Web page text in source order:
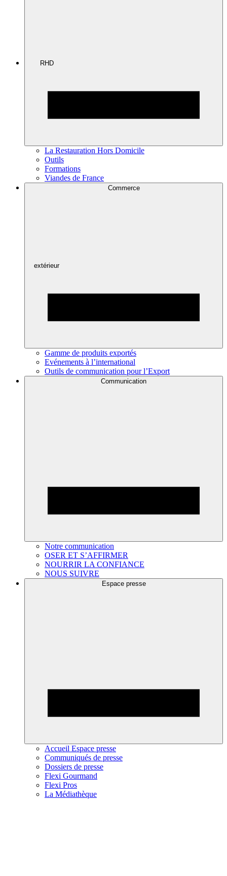
RHD
La Restauration Hors Domicile
Outils
Formations
Viandes de France
Commerce
extérieur
Gamme de produits exportés
Evénements à l’international
Outils de communication pour l’Export
Communication
Notre communication
OSER ET S’AFFIRMER
NOURRIR LA CONFIANCE
NOUS SUIVRE
Espace presse
Accueil Espace presse
Communiqués de presse
Dossiers de presse
Flexi Gourmand
Flexi Pros
La Médiathèque